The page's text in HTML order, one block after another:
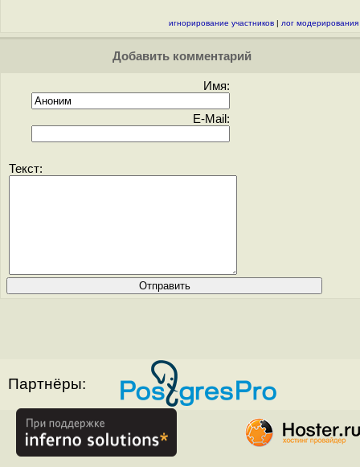
игнорирование участников | лог модерирования
Добавить комментарий
Имя:
E-Mail:
Текст:
Партнёры: